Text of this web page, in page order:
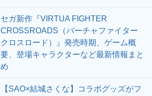
セガ新作『VIRTUA FIGHTER
CROSSROADS（バーチャファイター
クロスロード）』発売時期、ゲーム概
要、登場キャラクターなど最新情報まと
め
【SAO×結城さくな】コラボグッズがフ